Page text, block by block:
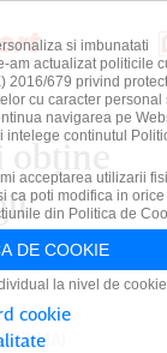
17 MAI
si imbunatati
am actualizat politicile
2016/679 privind
cu caracter personal
navigarea pe
intelege continutul
acceptarea utilizarii
ca poti modifica in orice
din Politica de
DE COOKIE
la nivel de
cookie